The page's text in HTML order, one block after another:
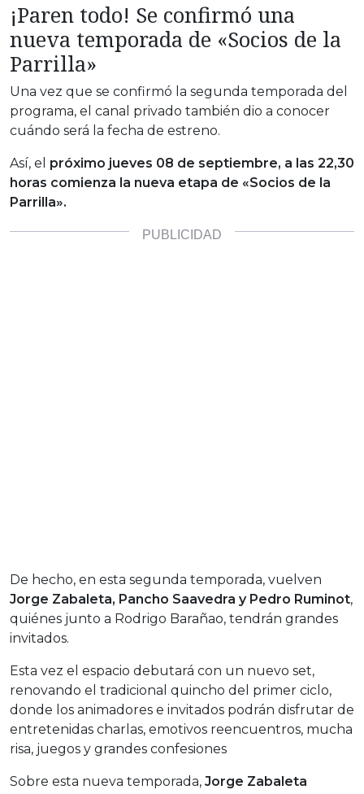
¡Paren todo! Se confirmó una
nueva temporada de «Socios de la
Parrilla»
Una vez que se confirmó la segunda temporada del
programa, el canal privado también dio a conocer
cuándo será la fecha de estreno.
Así, el próximo jueves 08 de septiembre, a las 22,30
horas comienza la nueva etapa de «Socios de la
Parrilla».
De hecho, en esta segunda temporada, vuelven
Jorge Zabaleta, Pancho Saavedra y Pedro Ruminot,
quiénes junto a Rodrigo Barañao, tendrán grandes
invitados.
Esta vez el espacio debutará con un nuevo set,
renovando el tradicional quincho del primer ciclo,
donde los animadores e invitados podrán disfrutar de
entretenidas charlas, emotivos reencuentros, mucha
risa, juegos y grandes confesiones
Sobre esta nueva temporada, Jorge Zabaleta